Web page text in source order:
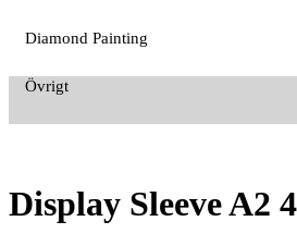
Diamond Painting
Övrigt
Display Sleeve A2